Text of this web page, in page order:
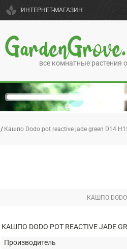
spa ИНТЕРНЕТ-МАГАЗИН
все комнатные растения
Кашпо Dodo pot reactive jade green D14
КАШПО DODO
КАШПО DODO POT REACTIVE JADE
Производитель